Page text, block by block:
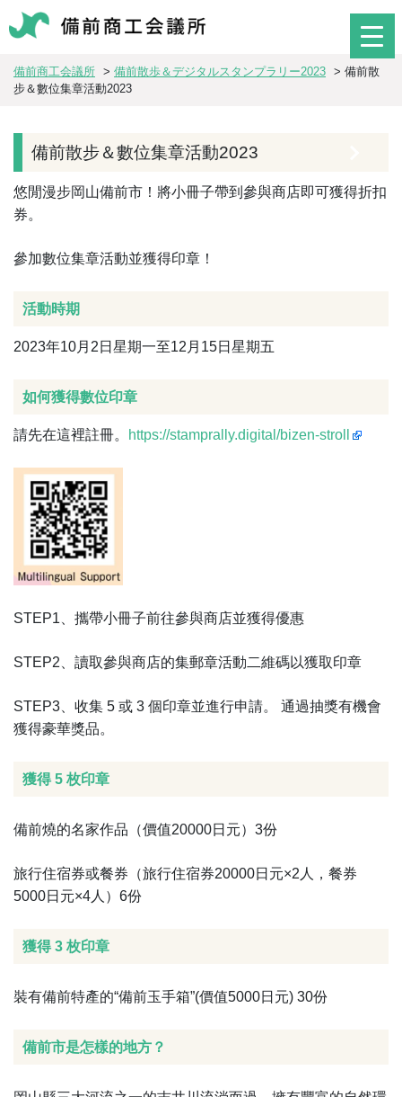
備前商工会議所 > 備前散歩＆デジタルスタンプラリー2023 > 備前散
步＆數位集章活動2023
備前散步＆數位集章活動2023
悠閒漫步岡山備前市！將小冊子帶到參與商店即可獲得折扣
券。
參加數位集章活動並獲得印章！
活動時期
2023年10月2日星期一至12月15日星期五
如何獲得數位印章
請先在這裡註冊。 https://stamprally.digital/bizen-stroll
STEP1、攜帶小冊子前往參與商店並獲得優惠
STEP2、讀取參與商店的集郵章活動二維碼以獲取印章
STEP3、收集 5 或 3 個印章並進行申請。 通過抽獎有機會
獲得豪華獎品。
獲得 5 枚印章
備前燒的名家作品（價值20000日元）3份
旅行住宿券或餐券（旅行住宿券20000日元×2人，餐券
5000日元×4人）6份
獲得 3 枚印章
裝有備前特產的“備前玉手箱”(價值5000日元) 30份
備前市是怎樣的地方？